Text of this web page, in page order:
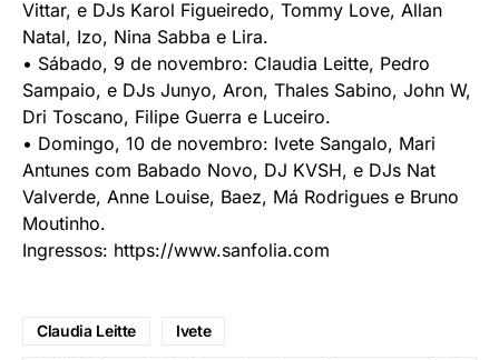
Vittar, e DJs Karol Figueiredo, Tommy Love, Allan
Natal, Izo, Nina Sabba e Lira.
• Sábado, 9 de novembro: Claudia Leitte, Pedro
Sampaio, e DJs Junyo, Aron, Thales Sabino, John W,
Dri Toscano, Filipe Guerra e Luceiro.
• Domingo, 10 de novembro: Ivete Sangalo, Mari
Antunes com Babado Novo, DJ KVSH, e DJs Nat
Valverde, Anne Louise, Baez, Má Rodrigues e Bruno
Moutinho.
Ingressos: https://www.sanfolia.com
Claudia Leitte Ivete